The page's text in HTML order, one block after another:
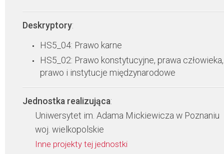
Deskryptory:
HS5_04: Prawo karne
HS5_02: Prawo konstytucyjne, prawa człowieka,
prawo i instytucje międzynarodowe
Jednostka realizująca:
Uniwersytet im. Adama Mickiewicza w Poznaniu
woj. wielkopolskie
Inne projekty tej jednostki